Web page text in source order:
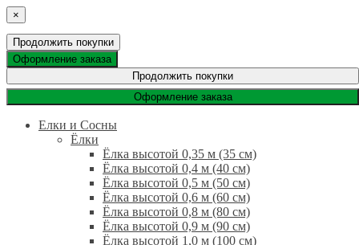
×
Продолжить покупки
Оформление заказа
Продолжить покупки
Оформление заказа
Елки и Сосны
Ёлки
Ёлка высотой 0,35 м (35 см)
Ёлка высотой 0,4 м (40 см)
Ёлка высотой 0,5 м (50 см)
Ёлка высотой 0,6 м (60 см)
Ёлка высотой 0,8 м (80 см)
Ёлка высотой 0,9 м (90 см)
Ёлка высотой 1,0 м (100 см)